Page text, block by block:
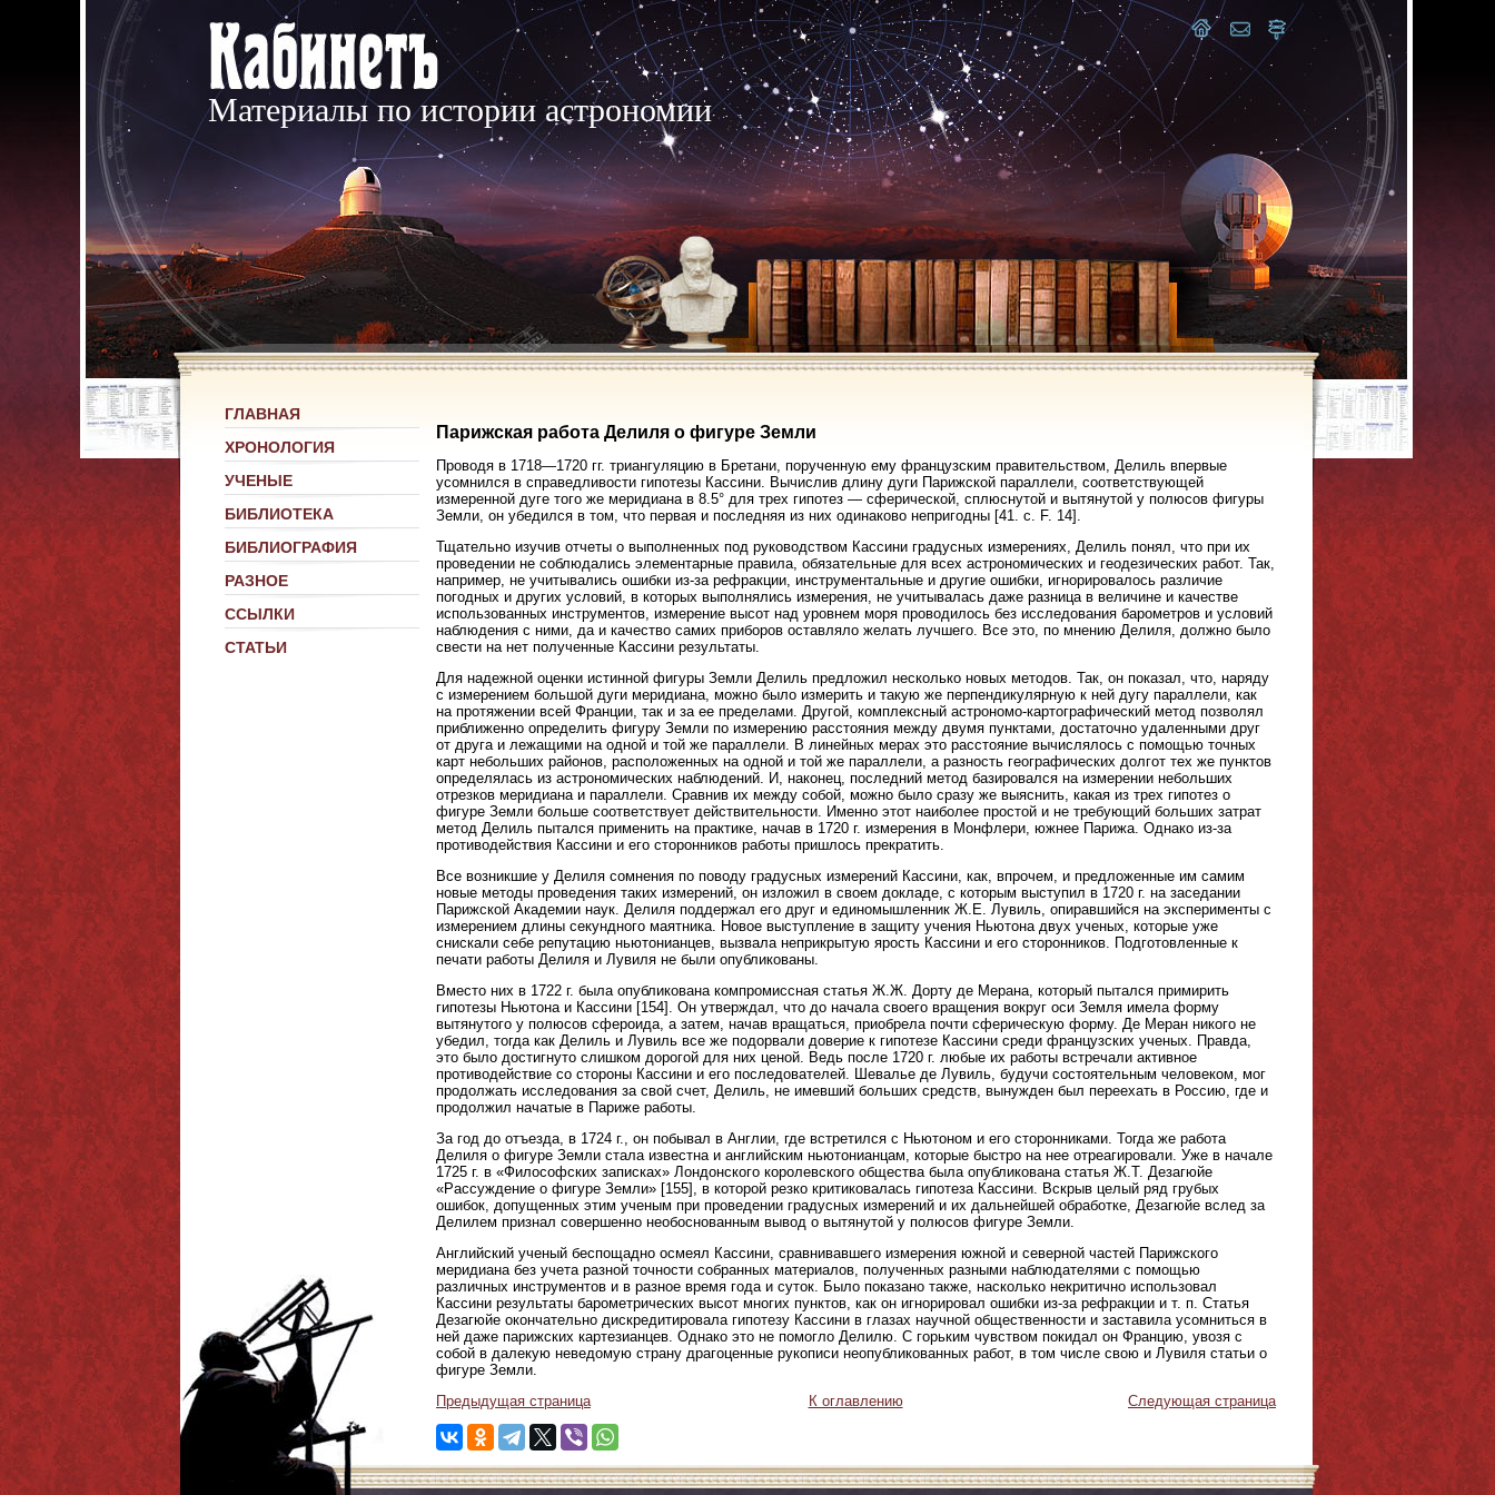
Материалы по истории астрономии
ГЛАВНАЯ
ХРОНОЛОГИЯ
УЧЕНЫЕ
БИБЛИОТЕКА
БИБЛИОГРАФИЯ
РАЗНОЕ
ССЫЛКИ
СТАТЬИ
Парижская работа Делиля о фигуре Земли
Проводя в 1718—1720 гг. триангуляцию в Бретани, порученную ему французским правительством, Делиль впервые
усомнился в справедливости гипотезы Кассини. Вычислив длину дуги Парижской параллели, соответствующей
измеренной дуге того же меридиана в 8.5° для трех гипотез — сферической, сплюснутой и вытянутой у полюсов фигуры
Земли, он убедился в том, что первая и последняя из них одинаково непригодны [41. с. F. 14].
Тщательно изучив отчеты о выполненных под руководством Кассини градусных измерениях, Делиль понял, что при их
проведении не соблюдались элементарные правила, обязательные для всех астрономических и геодезических работ. Так,
например, не учитывались ошибки из-за рефракции, инструментальные и другие ошибки, игнорировалось различие
погодных и других условий, в которых выполнялись измерения, не учитывалась даже разница в величине и качестве
использованных инструментов, измерение высот над уровнем моря проводилось без исследования барометров и условий
наблюдения с ними, да и качество самих приборов оставляло желать лучшего. Все это, по мнению Делиля, должно было
свести на нет полученные Кассини результаты.
Для надежной оценки истинной фигуры Земли Делиль предложил несколько новых методов. Так, он показал, что, наряду
с измерением большой дуги меридиана, можно было измерить и такую же перпендикулярную к ней дугу параллели, как
на протяжении всей Франции, так и за ее пределами. Другой, комплексный астрономо-картографический метод позволял
приближенно определить фигуру Земли по измерению расстояния между двумя пунктами, достаточно удаленными друг
от друга и лежащими на одной и той же параллели. В линейных мерах это расстояние вычислялось с помощью точных
карт небольших районов, расположенных на одной и той же параллели, а разность географических долгот тех же пунктов
определялась из астрономических наблюдений. И, наконец, последний метод базировался на измерении небольших
отрезков меридиана и параллели. Сравнив их между собой, можно было сразу же выяснить, какая из трех гипотез о
фигуре Земли больше соответствует действительности. Именно этот наиболее простой и не требующий больших затрат
метод Делиль пытался применить на практике, начав в 1720 г. измерения в Монфлери, южнее Парижа. Однако из-за
противодействия Кассини и его сторонников работы пришлось прекратить.
Все возникшие у Делиля сомнения по поводу градусных измерений Кассини, как, впрочем, и предложенные им самим
новые методы проведения таких измерений, он изложил в своем докладе, с которым выступил в 1720 г. на заседании
Парижской Академии наук. Делиля поддержал его друг и единомышленник Ж.Е. Лувиль, опиравшийся на эксперименты с
измерением длины секундного маятника. Новое выступление в защиту учения Ньютона двух ученых, которые уже
снискали себе репутацию ньютонианцев, вызвала неприкрытую ярость Кассини и его сторонников. Подготовленные к
печати работы Делиля и Лувиля не были опубликованы.
Вместо них в 1722 г. была опубликована компромиссная статья Ж.Ж. Дорту де Мерана, который пытался примирить
гипотезы Ньютона и Кассини [154]. Он утверждал, что до начала своего вращения вокруг оси Земля имела форму
вытянутого у полюсов сфероида, а затем, начав вращаться, приобрела почти сферическую форму. Де Меран никого не
убедил, тогда как Делиль и Лувиль все же подорвали доверие к гипотезе Кассини среди французских ученых. Правда,
это было достигнуто слишком дорогой для них ценой. Ведь после 1720 г. любые их работы встречали активное
противодействие со стороны Кассини и его последователей. Шевалье де Лувиль, будучи состоятельным человеком, мог
продолжать исследования за свой счет, Делиль, не имевший больших средств, вынужден был переехать в Россию, где и
продолжил начатые в Париже работы.
За год до отъезда, в 1724 г., он побывал в Англии, где встретился с Ньютоном и его сторонниками. Тогда же работа
Делиля о фигуре Земли стала известна и английским ньютонианцам, которые быстро на нее отреагировали. Уже в начале
1725 г. в «Философских записках» Лондонского королевского общества была опубликована статья Ж.Т. Дезагюйе
«Рассуждение о фигуре Земли» [155], в которой резко критиковалась гипотеза Кассини. Вскрыв целый ряд грубых
ошибок, допущенных этим ученым при проведении градусных измерений и их дальнейшей обработке, Дезагюйе вслед за
Делилем признал совершенно необоснованным вывод о вытянутой у полюсов фигуре Земли.
Английский ученый беспощадно осмеял Кассини, сравнивавшего измерения южной и северной частей Парижского
меридиана без учета разной точности собранных материалов, полученных разными наблюдателями с помощью
различных инструментов и в разное время года и суток. Было показано также, насколько некритично использовал
Кассини результаты барометрических высот многих пунктов, как он игнорировал ошибки из-за рефракции и т. п. Статья
Дезагюйе окончательно дискредитировала гипотезу Кассини в глазах научной общественности и заставила усомниться в
ней даже парижских картезианцев. Однако это не помогло Делилю. С горьким чувством покидал он Францию, увозя с
собой в далекую неведомую страну драгоценные рукописи неопубликованных работ, в том числе свою и Лувиля статьи о
фигуре Земли.
Предыдущая страница
К оглавлению Следующая страница